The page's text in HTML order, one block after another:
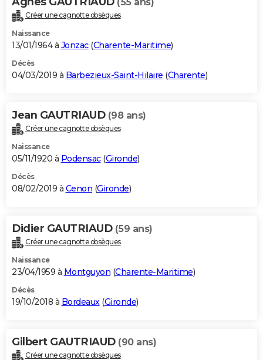
Créer une cagnotte obsèques
Naissance
13/01/1964 à Jonzac(Charente-Maritime)
Décès
04/03/2019 à Barbezieux-Saint-Hilaire (Charente)
Jean GAUTRIAUD (98 ans)
Créer une cagnotte obsèques
Naissance
05/11/1920 à Podensac(Gironde)
Décès
08/02/2019 à Cenon (Gironde)
Didier GAUTRIAUD (59 ans)
Créer une cagnotte obsèques
Naissance
23/04/1959 à Montguyon (Charente-Maritime)
Décès
19/10/2018 à Bordeaux(Gironde)
Gilbert GAUTRIAUD (90 ans)
Créer une cagnotte obsèques